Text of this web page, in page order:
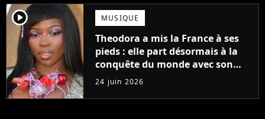
player2 MUSIQUE
Theodora a mis la France à ses
pieds : elle part désormais à la
conquête du monde avec son
premier gros feat international
24 juin 2026